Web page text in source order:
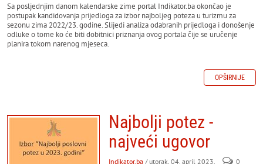
Sa posljednjim danom kalendarske zime portal Indikator.ba okončao je
postupak kandidovanja prijedloga za izbor najboljeg poteza u turizmu za
sezonu zima 2022/23. godine. Slijedi analiza odabranih prijedloga i donošenje
odluke o tome ko će biti dobitnici priznanja ovog portala čije se uručenje
planira tokom narenog mjeseca.
OPŠIRNIJE
Najbolji potez -
najveći ugovor
Indikator.ba / utorak, 04. april 2023.
0